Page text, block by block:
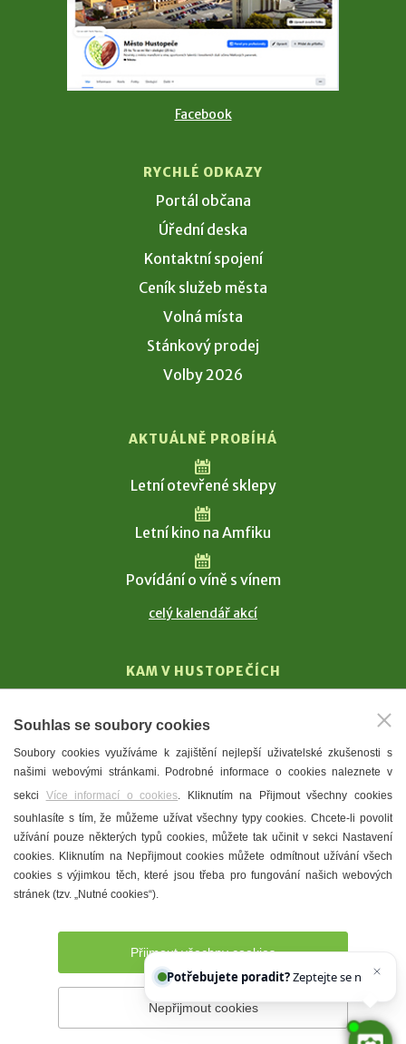
Facebook
RYCHLÉ ODKAZY
Portál občana
Úřední deska
Kontaktní spojení
Ceník služeb města
Volná místa
Stánkový prodej
Volby 2026
AKTUÁLNĚ PROBÍHÁ
Letní otevřené sklepy
Letní kino na Amfiku
Povídání o víně s vínem
celý kalendář akcí
KAM V HUSTOPEČÍCH
T. G. Masaryk
Mandloně
Ubytování
Restaurace
Městské muzeum a galerie
Denní meníčka
Prohlášení o přístupnosti Správce webu
Souhlas se soubory cookies
Soubory cookies využíváme k zajištění nejlepší uživatelské zkušenosti s
našimi webovými stránkami. Podrobné informace o cookies naleznete v
sekci Více informací o cookies. Kliknutím na Přijmout všechny cookies
souhlasíte s tím, že můžeme užívat všechny typy cookies. Chcete-li povolit
užívání pouze některých typů cookies, můžete tak učinit v sekci Nastavení
cookies. Kliknutím na Nepřijmout cookies můžete odmítnout užívání všech
cookies s výjimkou těch, které jsou třeba pro fungování našich webových
stránek (tzv. „Nutné cookies“).
Přijmout všechny cookies
Nepřijmout cookies
Potřebujete poradit? Zeptejte se našeho asi